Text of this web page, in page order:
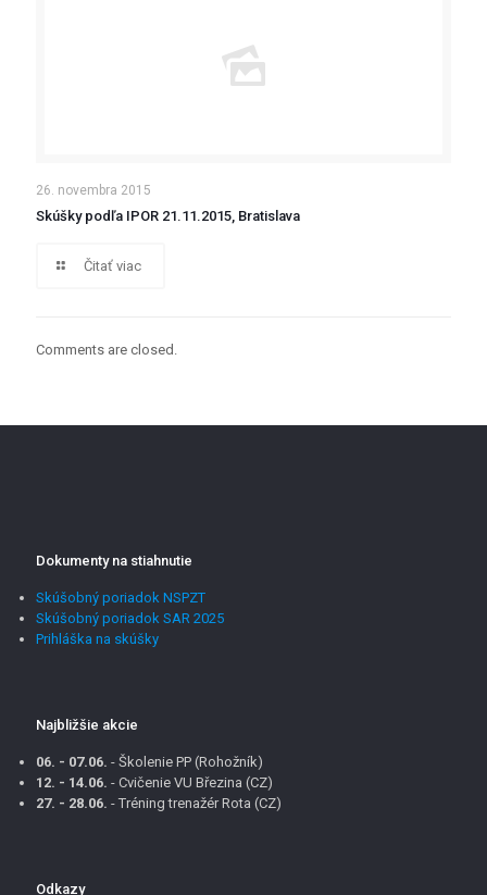
26. novembra 2015
Skúšky podľa IPOR 21.11.2015, Bratislava
Čitať viac
Comments are closed.
Dokumenty na stiahnutie
Skúšobný poriadok NSPZT
Skúšobný poriadok SAR 2025
Prihláška na skúšky
Najbližšie akcie
06. - 07.06. - Školenie PP (Rohožník)
12. - 14.06. - Cvičenie VU Březina (CZ)
27. - 28.06. - Tréning trenažér Rota (CZ)
Odkazy